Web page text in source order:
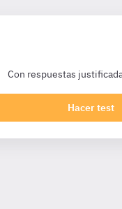
Con respuestas
Hacer test